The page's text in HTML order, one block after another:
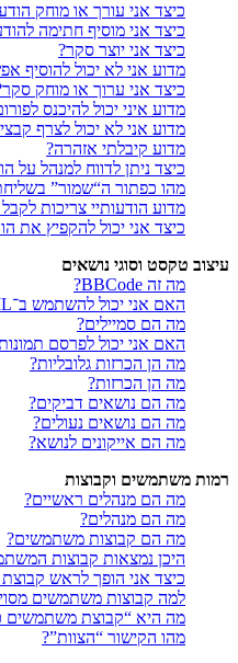
כיצד אני עורך או מוחק
כיצד אני מוסיף חתימה
כיצד אני יוצר סקר?
מדוע אני לא יכול להוסיף
כיצד אני ערוך או מוחק
מדוע איני יכול להיכנס
מדוע אני לא יכול לצרף
מדוע קיבלתי אזהרה?
כיצד ניתן לדווח למנהל על
מהו כפתור ה“שמור”
מדוע הודעותיי צריכות
כיצד אני יכול להקפיץ את
עיצוב טקסט וסוגי נושאים
מה זה BBCode?
האם אני יכול להשתמש ב־HTML?
מה הם סמיילים?
האם אני יכול לפרסם
מה הן הכרזות גלובליות?
מה הן הכרזות?
מה הם נושאים דביקים?
מה הם נושאים נעולים?
מה הם אייקונים לנושא?
רמות משתמשים וקבוצות
מה הם מנהלים ראשיים?
מה הם מנהלים?
מה הם קבוצות משתמשים?
היכן נמצאות קבוצות
כיצד אני הופך לראש
למה קבוצות משתמשים
מה היא “קבוצת משתמשים
מהו הקישור “הצוות”?